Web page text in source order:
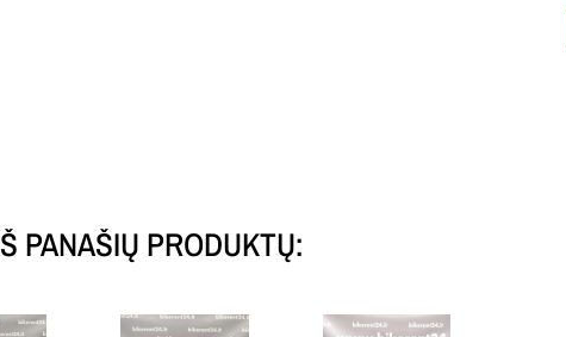
PANAŠIŲ PRODUKTŲ: